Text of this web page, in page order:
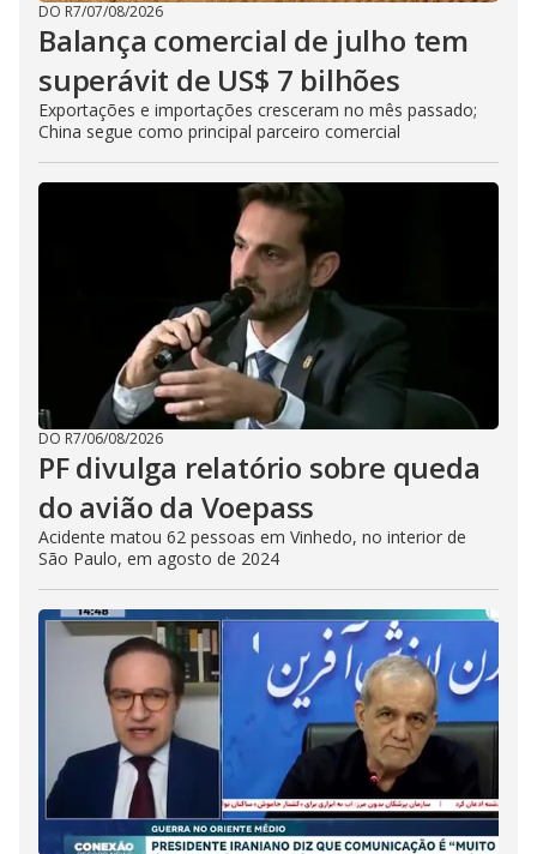
DO R7/07/08/2026
Balança comercial de julho tem
superávit de US$ 7 bilhões
Exportações e importações cresceram no mês passado;
China segue como principal parceiro comercial
DO R7/06/08/2026
PF divulga relatório sobre queda
do avião da Voepass
Acidente matou 62 pessoas em Vinhedo, no interior de
São Paulo, em agosto de 2024